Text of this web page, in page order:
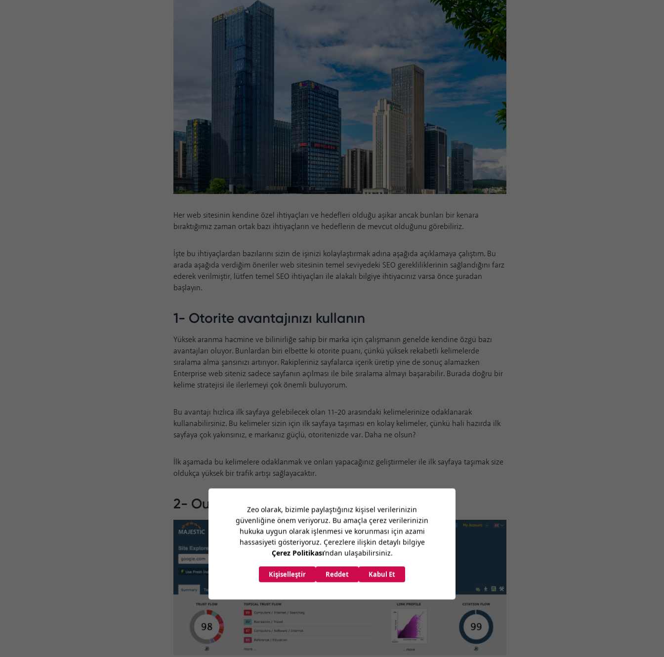
Her web sitesinin kendine özel ihtiyaçları ve hedefleri olduğu aşikar ancak bunları bir kenara
bıraktığımız zaman ortak bazı ihtiyaçların ve hedeflerin de mevcut olduğunu görebiliriz.
İşte bu ihtiyaçlardan bazılarını sizin de işinizi kolaylaştırmak adına aşağıda açıklamaya çalıştım. Bu
arada aşağıda verdiğim öneriler web sitesinin temel seviyedeki SEO gerekliliklerinin sağlandığını farz
ederek verilmiştir, lütfen temel SEO ihtiyaçları ile alakalı bilgiye ihtiyacınız varsa önce şuradan
başlayın.
1- Otorite avantajınızı kullanın
Yüksek aranma hacmine ve bilinirliğe sahip bir marka için çalışmanın genelde kendine özgü bazı
avantajları oluyor. Bunlardan biri elbette ki otorite puanı, çünkü yüksek rekabetli kelimelerde
sıralama alma şansınızı artırıyor. Rakipleriniz sayfalarca içerik üretip yine de sonuç alamazken
Enterprise web siteniz sadece sayfanın açılması ile bile sıralama almayı başarabilir. Burada doğru bir
kelime stratejisi ile ilerlemeyi çok önemli buluyorum.
Bu avantajı hızlıca ilk sayfaya gelebilecek olan 11-20 arasındaki kelimelerinize odaklanarak
kullanabilirsiniz. Bu kelimeler sizin için ilk sayfaya taşıması en kolay kelimeler, çünkü hali hazırda ilk
sayfaya çok yakınsınız, e markanız güçlü, otoritenizde var. Daha ne olsun?
İlk aşamada bu kelimelere odaklanmak ve onları yapacağınız geliştirmeler ile ilk sayfaya taşımak size
oldukça yüksek bir trafik artışı sağlayacaktır.
2- Outreach fırsatlarını yakalayın